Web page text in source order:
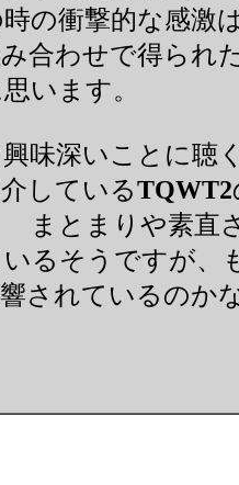
の衝撃的な感激
合わせで得られ
います。
味深いことに聴
しているTQWT2
とまりや素直
るそうですが、
されているのか